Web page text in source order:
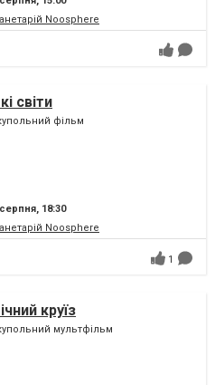
Noosphere
світи
фільм
18:30
Noosphere
1
круїз
мультфільм